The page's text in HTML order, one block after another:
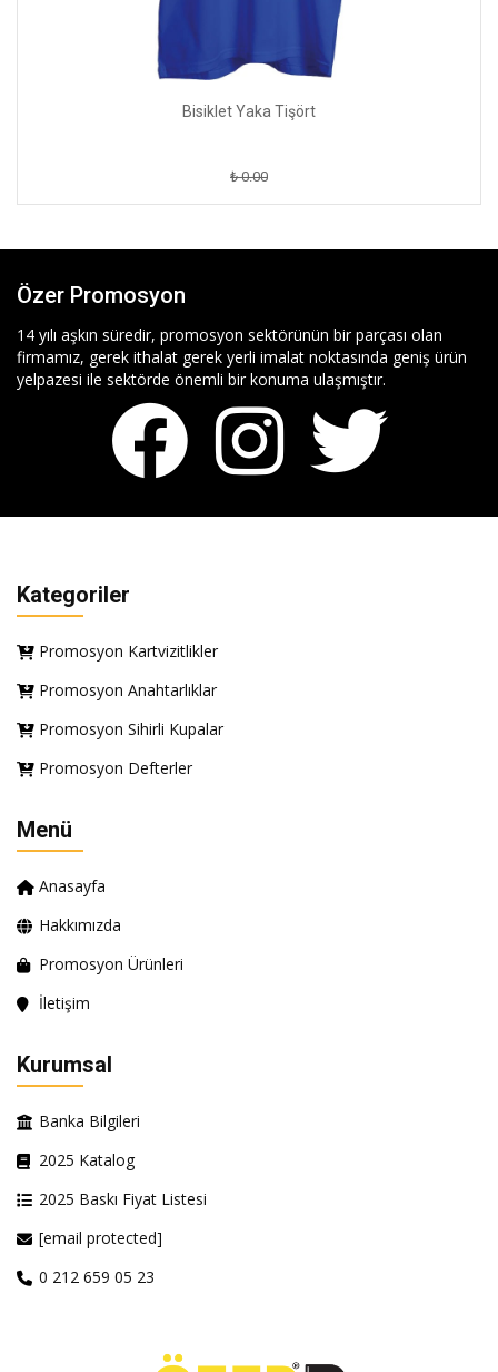
Bisiklet Yaka Tişört
₺ 0.00
Özer Promosyon
14 yılı aşkın süredir, promosyon sektörünün bir parçası olan
firmamız, gerek ithalat gerek yerli imalat noktasında geniş ürün
yelpazesi ile sektörde önemli bir konuma ulaşmıştır.
Kategoriler
Promosyon Kartvizitlikler
Promosyon Anahtarlıklar
Promosyon Sihirli Kupalar
Promosyon Defterler
Menü
Anasayfa
Hakkımızda
Promosyon Ürünleri
İletişim
Kurumsal
Banka Bilgileri
2025 Katalog
2025 Baskı Fiyat Listesi
[email protected]
0 212 659 05 23